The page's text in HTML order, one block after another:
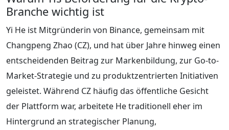
Branche wichtig ist
Yi He ist Mitgründerin von Binance, gemeinsam mit
Changpeng Zhao (CZ), und hat über Jahre hinweg einen
entscheidenden Beitrag zur Markenbildung, zur Go-to-
Market-Strategie und zu produktzentrierten Initiativen
geleistet. Während CZ häufig das öffentliche Gesicht
der Plattform war, arbeitete He traditionell eher im
Hintergrund an strategischer Planung,